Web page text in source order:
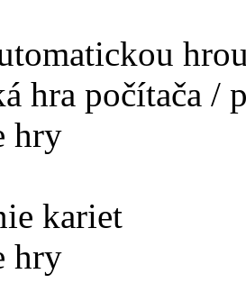
hra počítača /
hry
kariet
hry